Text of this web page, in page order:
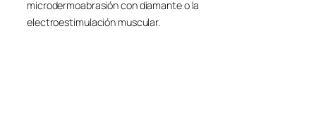
microdermoabrasión con diamante o la
electroestimulación muscular.